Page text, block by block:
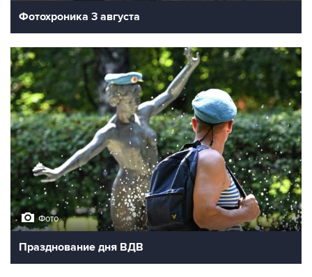
Фотохроника 3 августа
Фото
Празднование дня ВДВ